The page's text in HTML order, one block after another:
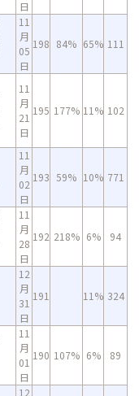
日
11
月
05
日
198 84% 65% 111
11
月
21
日
195 177% 11% 102
11
月
02
日
193 59% 10% 771
11
月
28
日
192 218% 6% 94
12
月
31
日
191 11% 324
11
月
01
日
190 107% 6% 89
12